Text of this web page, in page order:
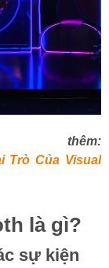
Trò Của Visual
là gì?
sự kiện